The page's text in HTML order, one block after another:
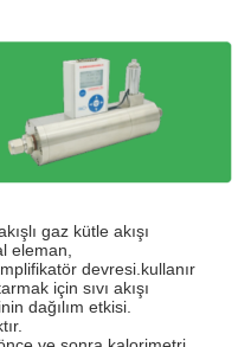
gaz kütle akışı
eleman,
devresi.kullanır
için sıvı akışı
dağılım etkisi.